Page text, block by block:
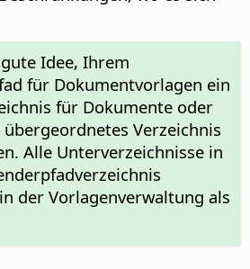
Idee, Ihrem
für Dokumentvorlagen ein
für Dokumente oder
Verzeichnis
Alle Unterverzeichnisse in
der Vorlagenverwaltung als